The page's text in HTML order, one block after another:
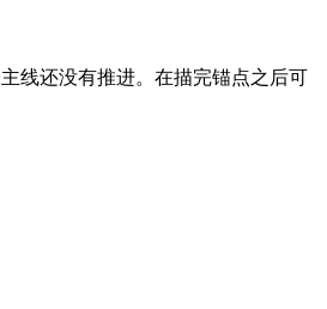
线还没有推进。在描完锚点之后可